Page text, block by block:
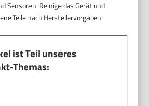
Sensoren. Reinige das Gerät und
Teile nach Herstellervorgaben.
ist Teil unseres
Themas: